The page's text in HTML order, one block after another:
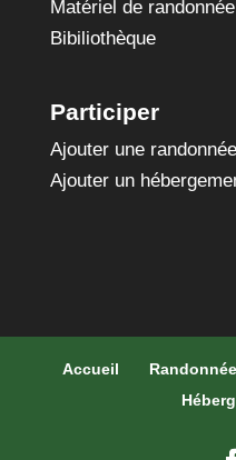
Matériel de randonnée
Bibiliothèque
Participer
Ajouter une randonnée
Ajouter un
Accueil